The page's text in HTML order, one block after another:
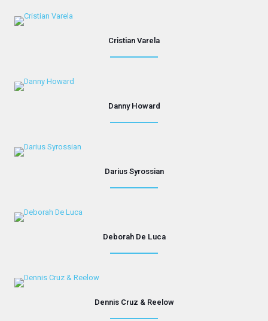
Cristian Varela
Danny Howard
Darius Syrossian
Deborah De Luca
Dennis Cruz & Reelow